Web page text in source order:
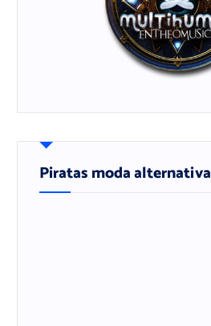
Piratas moda alternativa